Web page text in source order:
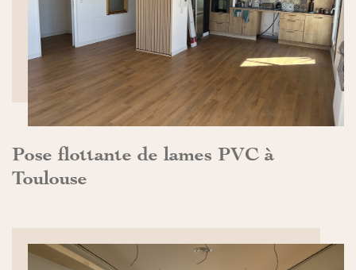
Pose flottante de lames PVC à
Toulouse
DÉCOUVRIR>>